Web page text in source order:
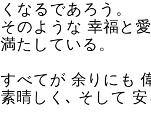
くなるであろう。
そのような 幸福と
満たしている。
すべてが 余りにも
素晴しく､ そして